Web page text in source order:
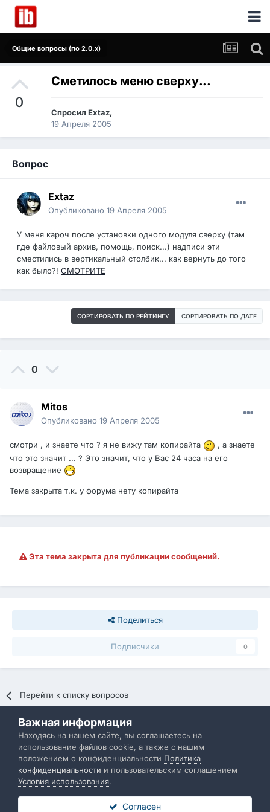
Общие вопросы (по 2.0.x)
0
Сметилось меню сверху...
Спросил Extaz,
19 Апреля 2005
Вопрос
Extaz
Опубликовано 19 Апреля 2005
У меня кароч после установки одного модуля сверху (там
где файловый архив, помощь, поиск...) надписи эти
сместились в вертикальный столбик... как вернуть до того
как было?! СМОТРИТЕ
СОРТИРОВАТЬ ПО РЕЙТИНГУ СОРТИРОВАТЬ ПО ДАТЕ
0
Mitos
Опубликовано 19 Апреля 2005
смотри , и знаете что ? я не вижу там копирайта
, а знаете
что это значит ... ? Это значит, что у Вас 24 часа на его
возвращение
Тема закрыта т.к. у форума нету копирайта
Эта тема закрыта для публикации сообщений.
Поделиться
Подписчики 0
Перейти к списку вопросов
Политика конфиденциальности Обратная связь
IBResource
Powered by Invision Community
Важная информация
Находясь на нашем сайте, вы соглашаетесь на
использование файлов cookie, а также с нашим
положением о конфиденциальности Политика
конфиденциальности и пользовательским соглашением
Условия использования.
Согласен